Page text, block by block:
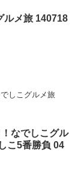
ルメ旅 140718
しこグルメ旅
！なでしこグル
こ5番勝負 04